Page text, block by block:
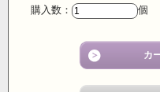
購入数： 個